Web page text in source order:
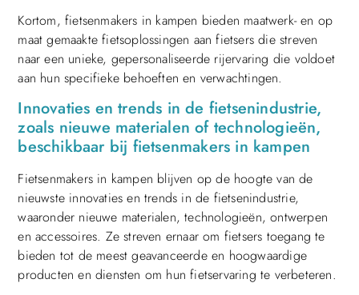
Kortom, fietsenmakers in kampen bieden maatwerk- en op
maat gemaakte fietsoplossingen aan fietsers die streven
naar een unieke, gepersonaliseerde rijervaring die voldoet
aan hun specifieke behoeften en verwachtingen.
Innovaties en trends in de fietsenindustrie,
zoals nieuwe materialen of technologieën,
beschikbaar bij fietsenmakers in kampen
Fietsenmakers in kampen blijven op de hoogte van de
nieuwste innovaties en trends in de fietsenindustrie,
waaronder nieuwe materialen, technologieën, ontwerpen
en accessoires. Ze streven ernaar om fietsers toegang te
bieden tot de meest geavanceerde en hoogwaardige
producten en diensten om hun fietservaring te verbeteren.